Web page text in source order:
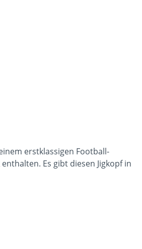
erstklassigen Football-
Es gibt diesen Jigkopf in